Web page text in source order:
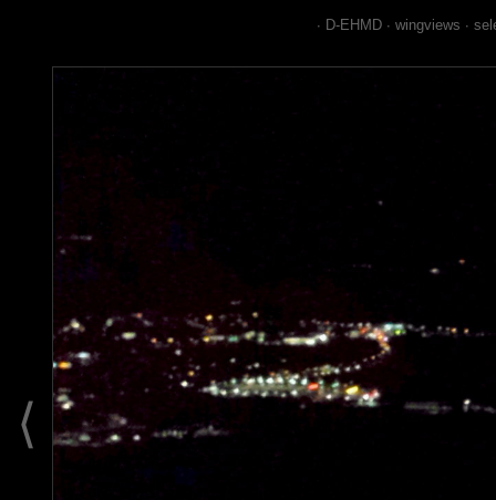
∙ D-EHMD∙ wingviews ∙
⟨